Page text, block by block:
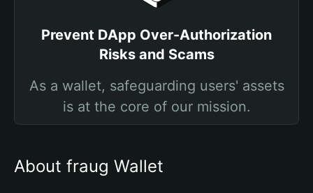
Prevent DApp Over-Authorization
Risks and Scams
As a wallet, safeguarding users' assets
is at the core of our mission.
About fraug Wallet